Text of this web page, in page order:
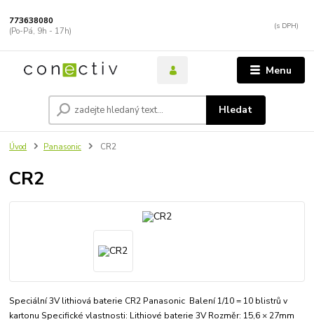
Menu
Hledat
773638080
(Po-Pá, 9h - 17h)
Úvod Panasonic CR2
CR2
Speciální 3V lithiová baterie CR2 Panasonic Balení 1/10 = 10 blistrů v
kartonu Specifické vlastnosti: Lithiové baterie 3V Rozměr: 15,6 × 27mm